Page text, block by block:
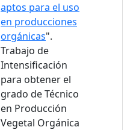
aptos para el uso
en producciones
orgánicas".
Trabajo de
Intensificación
para obtener el
grado de Técnico
en Producción
Vegetal Orgánica